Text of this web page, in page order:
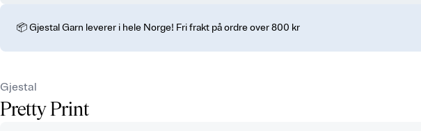
📦 Gjestal Garn leverer i hele Norge! Fri frakt på ordre over 800 kr
Gjestal
Pretty Print